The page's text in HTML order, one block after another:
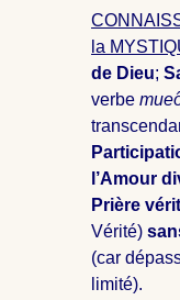
la
de Dieu;
verbe
l’Amour
Prière
Vérité)
(car
limité).